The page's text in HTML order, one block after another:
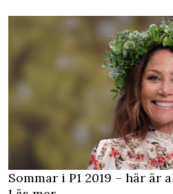
Sommar i P1 2019 – här är